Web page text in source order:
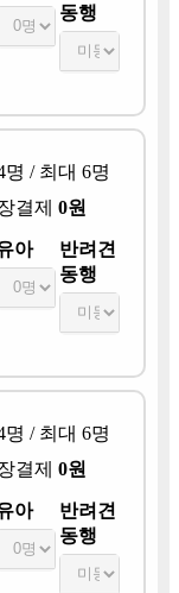
동행
명 / 최대 6명
결제 0원
아
반려견
동행
명 / 최대 6명
결제 0원
아
반려견
동행